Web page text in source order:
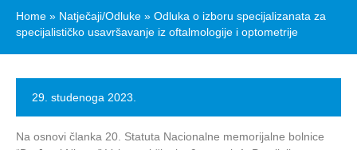
Home » Natječaji/Odluke » Odluka o izboru specijalizanata za
specijalističko usavršavanje iz oftalmologije i optometrije
29. studenoga 2023.
Na osnovi članka 20. Statuta Nacionalne memorijalne bolnice